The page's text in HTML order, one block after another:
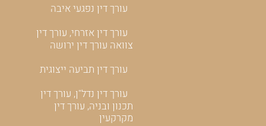
עורך דין נפגעי איבה
עורך דין אזרחי, עורך דין
צוואה עורך דין ירושה
עורך דין תביעה ייצוגית
עורך דין נדל"ן, עורך דין
תכנון ובניה, עורך דין
מקרקעין